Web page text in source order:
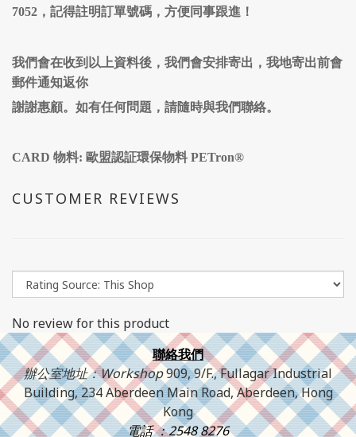
7052，記得註明訂單號碼，方便同事跟進！
我們會在收到以上資料後，我們會安排寄出，我地寄出前會
郵件通知返你
謝謝惠顧。如有任何問題，請隨時與我們聯絡。
CARD 物料: 歐盟認証環保物料 PETron®
CUSTOMER REVIEWS
No review for this product
聯絡我們
辦公室地址：Workshop909, 9/F., Fullagar Industrial
Building, 234 Aberdeen Main Road, Aberdeen, Hong
Kong
電話 ：2548 8276